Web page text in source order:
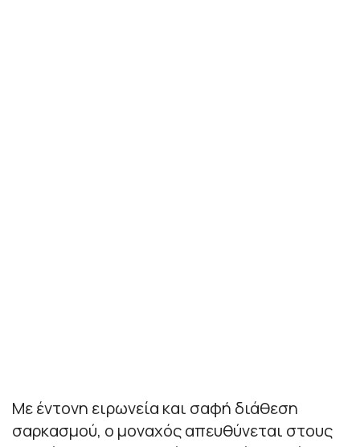
Με έντονη ειρωνεία και σαφή διάθεση
σαρκασμού, ο μοναχός απευθύνεται στους